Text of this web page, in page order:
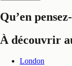
Qu’en
À découvrir
London